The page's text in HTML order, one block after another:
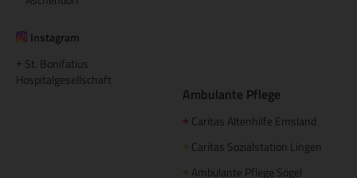
Instagram
St. Bonifatius
Hospitalgesellschaft
Ambulante Pflege
+ Caritas Altenhilfe Emsland
+ Caritas Sozialstation Lingen
+ Ambulante Pflege Sögel